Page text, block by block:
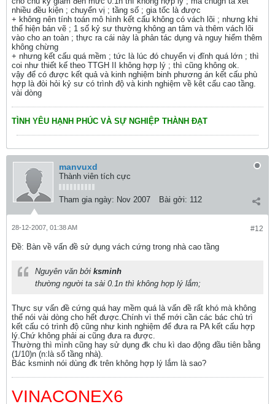
nhiều đều kiện ; chuyển vị ; tầng số ; gia tốc là được
+ không nên tính toán mô hình kết cấu không có vách lõi ; nhưng khi
thể hiện bản vẽ ; 1 số kỷ sư thường không an tâm và thêm vách lõi
vào cho an toàn ; thực ra cái này là phản tác dụng và nguy hiểm thêm
không chừng
+ nhưng kết cấu quá mềm ; tức là lúc đó chuyển vị đĩnh quá lớn ; thì
coi như thiết kế theo TTGH II không hợp lý ; thì cũng không ok.
vậy để có được kết quả và kinh nghiệm binh phương án kết cấu phù
hợp là đòi hỏi kỷ sư có trình độ và kinh nghiệm về kêt cấu cao tầng.
vài dòng
TÌNH YÊU HẠNH PHÚC VÀ SỰ NGHIỆP THÀNH ĐẠT
manvuxd
Thành viên tích cực
Tham gia ngày: Nov 2007 Bài gởi: 112
#12
28-12-2007, 01:38 AM
Ðề: Bàn về vấn đề sử dụng vách cứng trong nhà cao tầng
Nguyên văn bởi ksminh
thường người ta sài 0.1n thì không hợp lý lắm;
Thực sự vấn đề cứng quá hay mềm quá là vấn đề rất khó mà không
thể nói vài dòng cho hết được.Chính vì thế mới cần các bác chủ trì
kết cấu có trình độ cũng như kinh nghiệm để đưa ra PA kết cấu hợp
lý.Chứ không phải ai cũng đưa ra được.
Thường thì mình cũng hay sử dụng đk chu kì dao động đầu tiên bằng
(1/10)n (n:là số tầng nhà).
Bác ksminh nói dùng đk trên không hợp lý lắm là sao?
VINACONEX6